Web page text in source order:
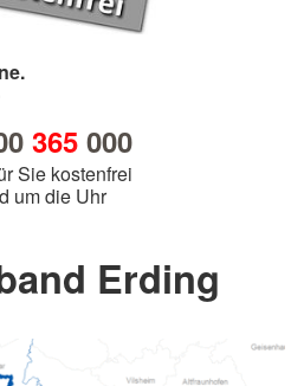
365000
Sie kostenfrei
um die Uhr
Erding